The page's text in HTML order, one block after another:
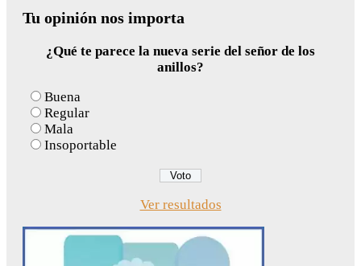
Tu opinión nos importa
¿Qué te parece la nueva serie del señor de los
anillos?
Buena
Regular
Mala
Insoportable
Ver resultados